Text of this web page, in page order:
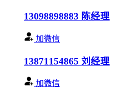
13098898883 陈经理
加微信
13871154865 刘经理
加微信